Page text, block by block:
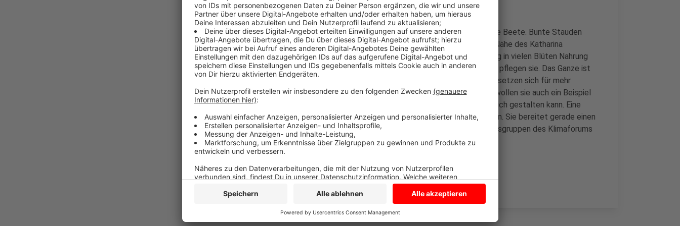
In den Startlöchern steht jetzt ein Projekt für insektenfreundliche Beete. Bunte Stauden
sollen künftig in einem Beet am Friedhof blühen. Und auch in der Nähe des Katharina
Kindergartens sollen Bienen, Schmetterlinge und Hummeln künftig in vielen Blüten Nahrung
finden. Das Bauhof-Team legt die Beete an. Ehrenamtliche Paten pflegen sie. Das Ganze ist
ein Projekt der Vorgartengruppe des Klimaforums. Die Mitglieder setzen sich für mehr
regionale blühende Pflanzen auf öffentlichen Flächen ein. Damit wollen sie auch ein Beispiel
geben, wie jeder zuhause den Garten oder Balkon insektenfreundlich gestalten kann. Eine
weitere Arbeitsgruppe des Klimaforums will Plastikmüll reduzieren. Sie bereitet gerade einen
Wettbewerb dazu vor. Er startet im September. Alle sechs Arbeitsgruppen des Klimaforums
stellen sich auf einer neuen Internetseite vor und zwarHIER